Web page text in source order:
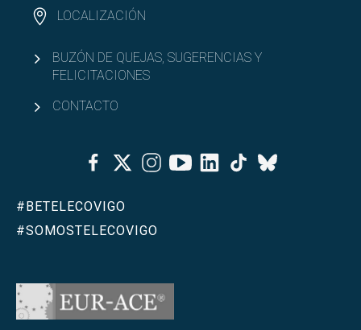
LOCALIZACIÓN
BUZÓN DE QUEJAS, SUGERENCIAS Y
FELICITACIONES
CONTACTO
FacebookTwitterInstagramYoutubeLinkedinTiktok
Bluesky
#BETELECOVIGO
#SOMOSTELECOVIGO